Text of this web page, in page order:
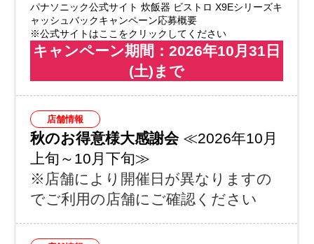
パナソニック公式サイト 炊飯器 ビストロ X9Eシリーズキ
ャッシュバックキャンペーン応募概要
※公式サイトはここをクリックしてください
キャンペーン期間：2026年10月31日
(土)まで
店舗情報
秋のお得意様大感謝会≪2026年10月
上旬～10月下旬≫
※店舗により開催日が異なりますの
でご利用の店舗にご確認ください